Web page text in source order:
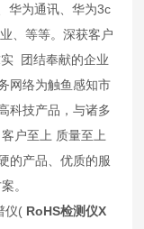
华为通讯、华为3c
、等等。深获客户
团结奉献的企业
网络为触鱼感知市
科技产品，与诸多
户至上 质量至上
的产品、优质的服
。
仪( RoHS检测仪X